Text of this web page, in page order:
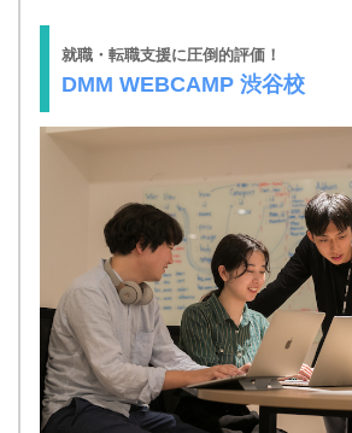
就職・転職支援に圧倒的評価！
DMM WEBCAMP 渋谷校